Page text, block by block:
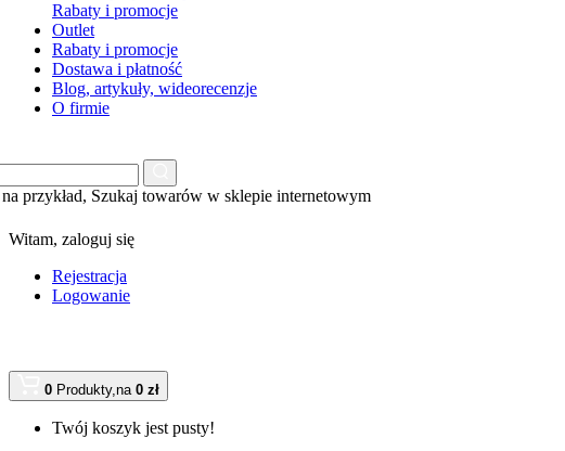
Rabaty i promocje
Outlet
Rabaty i promocje
Dostawa i płatność
Blog, artykuły, wideorecenzje
O firmie
przykład, Szukaj towarów w sklepie internetowym
Witam, zaloguj się
Rejestracja
Logowanie
0 Produkty,na 0 zł
Twój koszyk jest pusty!